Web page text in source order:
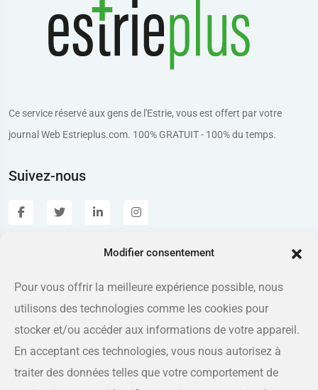
Modifier consentement
Pour vous offrir la meilleure expérience possible, nous
utilisons des technologies comme les cookies pour
stocker et/ou accéder aux informations de votre appareil.
En acceptant ces technologies, vous nous autorisez à
traiter des données telles que votre comportement de
Ce service réservé aux gens de l'Estrie, vous est offert par votre
journal Web Estrieplus.com. 100% GRATUIT - 100% du temps.
Suivez-nous
Adresse
175 rue Queen, Sherbrooke QC J1L 1K1
Téléphone